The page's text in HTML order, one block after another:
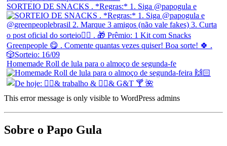
SORTEIO DE SNACKS . *Regras:* 1. Siga @papogula e
Homemade Roll de lula para o almoço de segunda-fe
This error message is only visible to WordPress admins
Sobre o Papo Gula